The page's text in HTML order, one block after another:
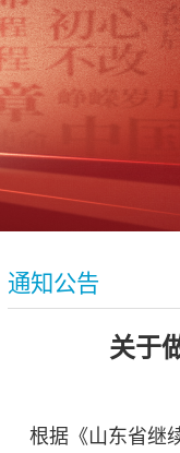
通知公告
关于
根据《山东省继